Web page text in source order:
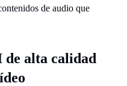
de audio que
de alta calidad